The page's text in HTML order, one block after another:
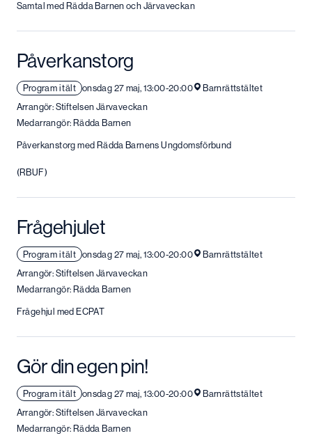
Samtal med Rädda Barnen och Järvaveckan
Påverkanstorg
Program i tält onsdag 27 maj, 13:00-20:00
Barnrättstältet
Arrangör: Stiftelsen Järvaveckan
Medarrangör: Rädda Barnen
Påverkanstorg med Rädda Barnens Ungdomsförbund
(RBUF)
Frågehjulet
Program i tält onsdag 27 maj, 13:00-20:00
Barnrättstältet
Arrangör: Stiftelsen Järvaveckan
Medarrangör: Rädda Barnen
Frågehjul med ECPAT
Gör din egen pin!
Program i tält onsdag 27 maj, 13:00-20:00
Barnrättstältet
Arrangör: Stiftelsen Järvaveckan
Medarrangör: Rädda Barnen